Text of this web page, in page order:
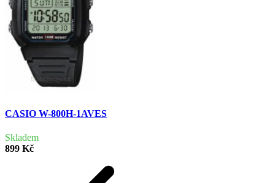
CASIO W-800H-1AVES
Skladem
899 Kč